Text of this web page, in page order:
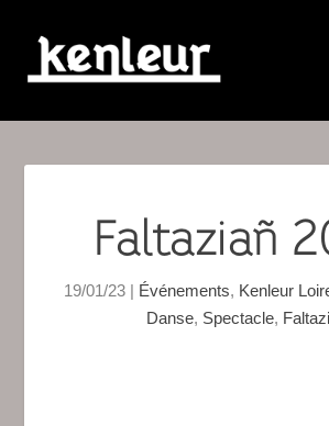
Faltaziañ
19/01/23 | Événements, Kenleur
Danse, Spectacle,